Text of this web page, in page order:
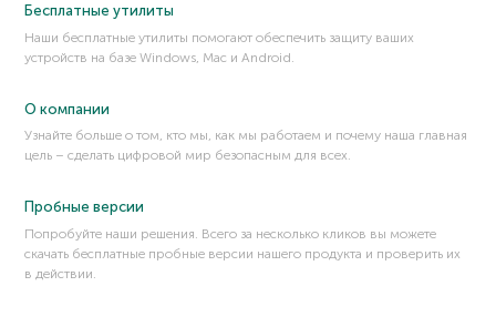
Бесплатные утилиты
Наши бесплатные утилиты помогают обеспечить защиту ваших
устройств на базе Windows, Mac и Android.
О компании
Узнайте больше о том, кто мы, как мы работаем и почему наша главная
цель – сделать цифровой мир безопасным для всех.
Пробные версии
Попробуйте наши решения. Всего за несколько кликов вы можете
скачать бесплатные пробные версии нашего продукта и проверить их
в действии.